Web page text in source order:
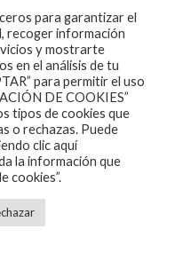
a la
según
y en los
la ley.
de
para garantizar el
recoger información
y mostrarte
en el análisis de tu
para permitir el uso
DE COOKIES”
tipos de cookies que
o rechazas. Puede
clic aquí
la información que
cookies”.